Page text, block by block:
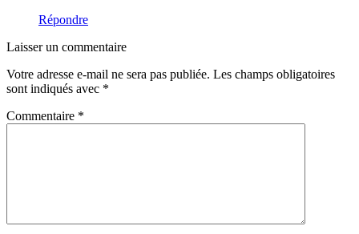
Répondre
Laisser un commentaire
Votre adresse e-mail ne sera pas publiée. Les champs obligatoires
sont indiqués avec *
Commentaire *